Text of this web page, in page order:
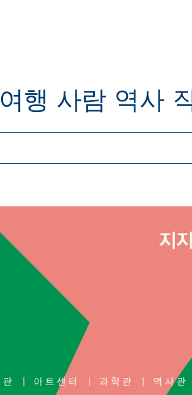
여행 사람 역사